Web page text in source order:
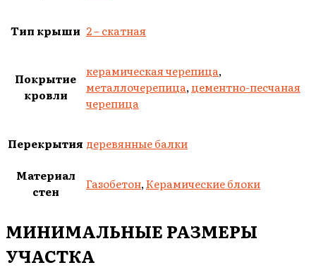
Тип крыши 2 – скатная
Покрытие
кровли
керамическая черепица,
металлочерепица,цементно-песчаная
черепица
Перекрытия деревянные балки
Материал
стен
Газобетон,Керамические блоки
МИНИМАЛЬНЫЕ РАЗМЕРЫ
УЧАСТКА